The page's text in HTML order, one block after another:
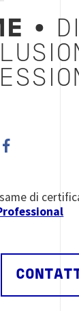
•
Twitter
di